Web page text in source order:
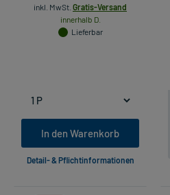
inkl. MwSt. Gratis-Versand
innerhalb D.
Lieferbar
In den Warenkorb
Detail- & Pflichtinformationen